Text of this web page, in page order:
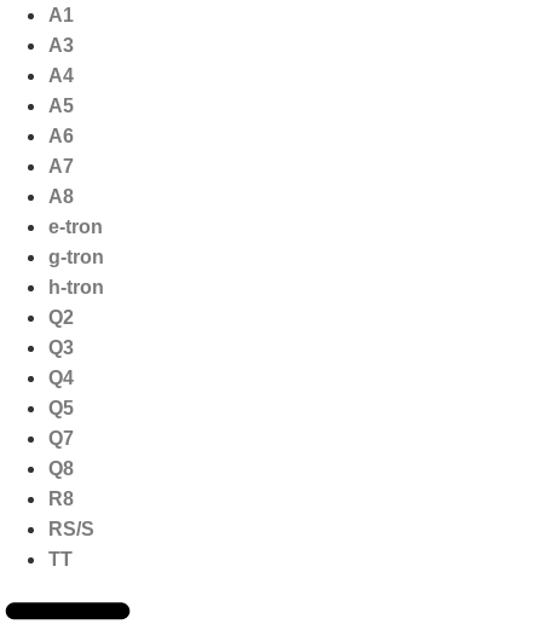
naar
inhoud
A1
A3
A4
A5
A6
A7
A8
e-tron
g-tron
h-tron
Q2
Q3
Q4
Q5
Q7
Q8
R8
RS/S
TT